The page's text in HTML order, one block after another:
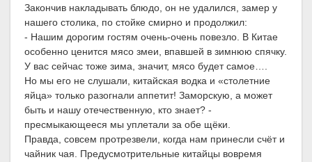
Закончив накладывать блюдо, он не удалился, замер у
нашего столика, по стойке смирно и продолжил:
- Нашим дорогим гостям очень-очень повезло. В Китае
особенно ценится мясо змеи, впавшей в зимнюю спячку.
У вас сейчас тоже зима, значит, мясо будет самое….
Но мы его не слушали, китайская водка и «столетние
яйца» только разогнали аппетит! Заморскую, а может
быть и нашу отечественную, кто знает? -
пресмыкающееся мы уплетали за обе щёки.
Правда, совсем протрезвели, когда нам принесли счёт и
чайник чая. Предусмотрительные китайцы вовремя